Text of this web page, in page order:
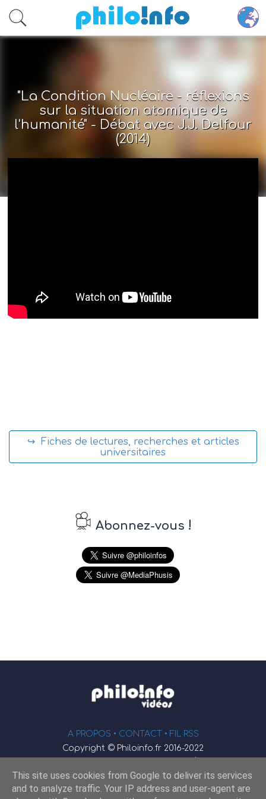
Accéder au contenu principal
"La Condition Nucléaire - réflexions
sur la situation atomique de
l'humanité" - Débat avec J.J. Delfour
(2014)
↪ Fiches de lectures, recherches et articles
universitaires
Abonnez-vous !
A PROPOS • CONTACT • FIL RSS
Copyright © Philoinfo.fr 2016-2022
φ
Webmaster : JEND
This site uses cookies from Google to deliver its services
and to analyze traffic. Your IP address and user-agent are